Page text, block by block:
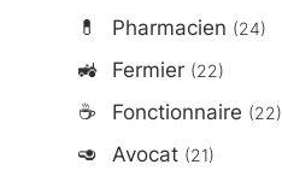
💊 Pharmacien (24)
🚜 Fermier (22)
☕ Fonctionnaire (22)
🥑 Avocat (21)